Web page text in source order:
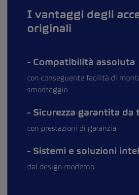
I vantaggi degli
originali
Compatibilità assoluta
con conseguente facilità di
smontaggio
Sicurezza garantita da
con prestazioni di garanzia
Sistemi e soluzioni
dal design moderno